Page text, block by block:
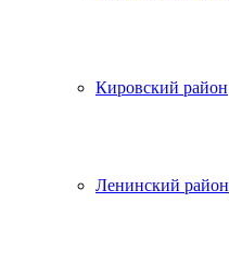
Кировский район
Ленинский район